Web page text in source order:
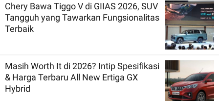
Chery Bawa Tiggo V di GIIAS 2026, SUV
Tangguh yang Tawarkan Fungsionalitas
Terbaik
Masih Worth It di 2026? Intip Spesifikasi
& Harga Terbaru All New Ertiga GX
Hybrid